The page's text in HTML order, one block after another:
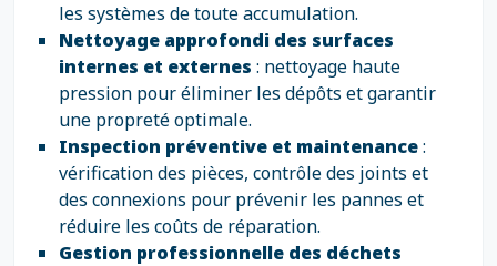
les systèmes de toute accumulation.
Nettoyage approfondi des surfaces
internes et externes : nettoyage haute
pression pour éliminer les dépôts et garantir
une propreté optimale.
Inspection préventive et maintenance:
vérification des pièces, contrôle des joints et
des connexions pour prévenir les pannes et
réduire les coûts de réparation.
Gestion professionnelle des déchets